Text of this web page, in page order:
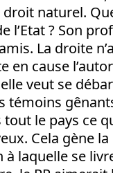
naturel.
l’Etat ? Son
La droite
en cause
veut se
témoins
le pays ce
Cela gène
laquelle se